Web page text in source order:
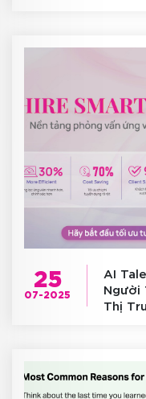
25
07-2025
AI
Người
Thị